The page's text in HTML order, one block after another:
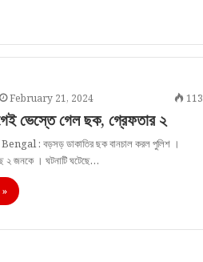
February 21, 2024 113
ভেস্তে গেল ছক, গ্রেফতার ২
: বড়সড় ডাকাতির ছক বানচাল করল পুলিশ ।
২ জনকে । ঘটনাটি ঘটেছে…